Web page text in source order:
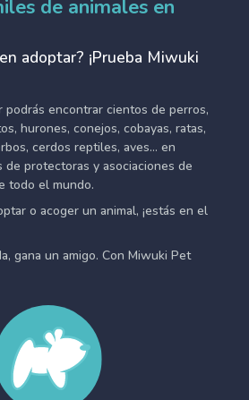
de animales en
adoptar? ¡Prueba Miwuki
encontrar cientos de perros,
hurones, conejos, cobayas, ratas,
cerdos reptiles, aves... en
protectoras y asociaciones de
todo el mundo.
o acoger un animal, ¡estás en el
gana un amigo. Con Miwuki Pet